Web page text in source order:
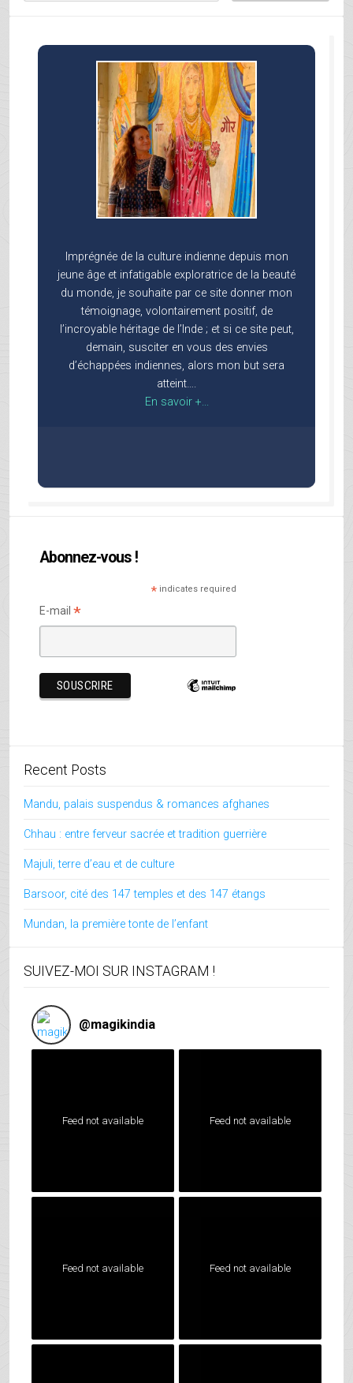
Imprégnée de la culture indienne depuis mon
jeune âge et infatigable exploratrice de la beauté
du monde, je souhaite par ce site donner mon
témoignage, volontairement positif, de
l’incroyable héritage de l’Inde ; et si ce site peut,
demain, susciter en vous des envies
d’échappées indiennes, alors mon but sera
atteint….
En savoir +...
Abonnez-vous !
*indicates required
E-mail *
Recent Posts
Mandu, palais suspendus & romances afghanes
Chhau : entre ferveur sacrée et tradition guerrière
Majuli, terre d’eau et de culture
Barsoor, cité des 147 temples et des 147 étangs
Mundan, la première tonte de l’enfant
SUIVEZ-MOI SUR INSTAGRAM !
@magikindia
Feed not available Feed not available
Feed not available Feed not available